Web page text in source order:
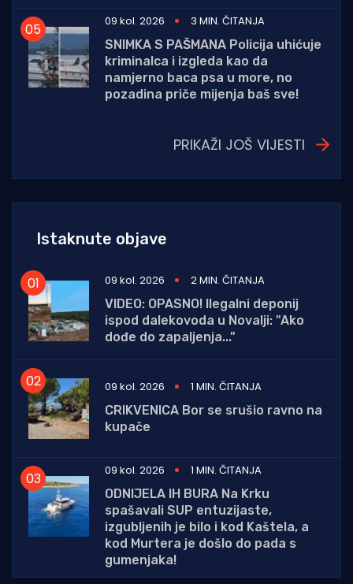
09 kol. 2026
3 MIN. ČITANJA
SNIMKA S PAŠMANA Policija uhićuje
kriminalca i izgleda kao da
namjerno baca psa u more, no
pozadina priče mijenja baš sve!
PRIKAŽI JOŠ VIJESTI
Istaknute objave
09 kol. 2026
2 MIN. ČITANJA
VIDEO: OPASNO! Ilegalni deponij
ispod dalekovoda u Novalji: "Ako
dođe do zapaljenja..."
09 kol. 2026
1 MIN. ČITANJA
CRIKVENICA Bor se srušio ravno na
kupače
09 kol. 2026
1 MIN. ČITANJA
ODNIJELA IH BURA Na Krku
spašavali SUP entuzijaste,
izgubljenih je bilo i kod Kaštela, a
kod Murtera je došlo do pada s
gumenjaka!